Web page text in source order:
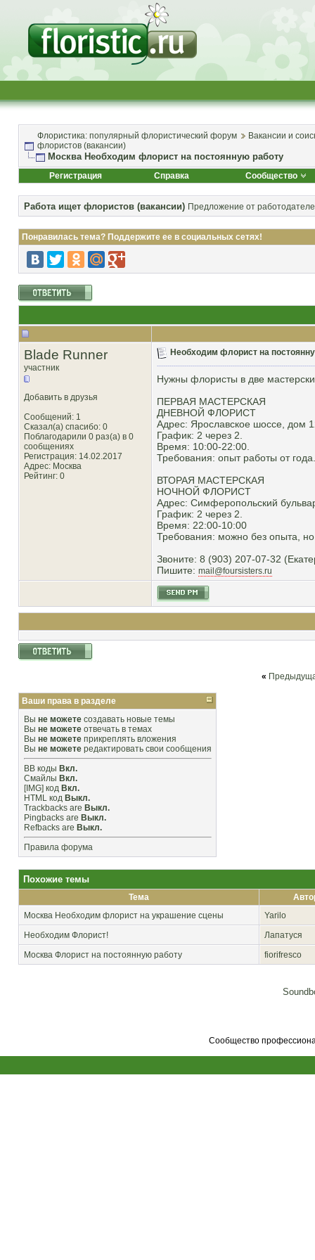
Флористика: популярный флористический форум
Вакансии и
флористов (вакансии)
Москва Необходим флорист на постоянную работу
Регистрация Справка Сообщество
Работа ищет флористов (вакансии) Предложение от
Понравилась тема? Поддержите ее в социальных сетях!
Blade Runner
участник
Добавить в друзья
Сообщений: 1
Сказал(а) спасибо: 0
Поблагодарили 0 раз(а) в 0
сообщениях
Регистрация: 14.02.2017
Адрес: Москва
Рейтинг: 0
Необходим флорист на
Нужны флористы в две
ПЕРВАЯ МАСТЕРСКАЯ
ДНЕВНОЙ ФЛОРИСТ
Адрес: Ярославское шоссе, дом
График: 2 через 2.
Время: 10:00-22:00.
Требования: опыт работы от года.
ВТОРАЯ МАСТЕРСКАЯ
НОЧНОЙ ФЛОРИСТ
Адрес: Симферопольский
График: 2 через 2.
Время: 22:00-10:00
Требования: можно без опыта, но
Звоните: 8 (903) 207-07-32
Пишите: mail@foursisters.ru
«
Ваши права в разделе
Вы не можете создавать новые темы
Вы не можете отвечать в темах
Вы не можете прикреплять вложения
Вы не можете редактировать свои сообщения
BB коды Вкл.
Смайлы Вкл.
[IMG] код Вкл.
HTML код Выкл.
Trackbacks are Выкл.
Pingbacks are Выкл.
Refbacks are Выкл.
Правила форума
Похожие темы
Тема
Москва Необходим флорист на украшение сцены
Yarilo
Необходим Флорист!
Лапатуся
Москва Флорист на постоянную работу fiorifresco
Сообщество